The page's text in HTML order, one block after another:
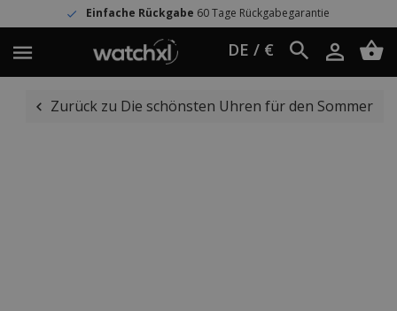
Einfache Rückgabe60 Tage Rückgabegarantie
DE / €
Zurück zu Die schönsten Uhren für den Sommer